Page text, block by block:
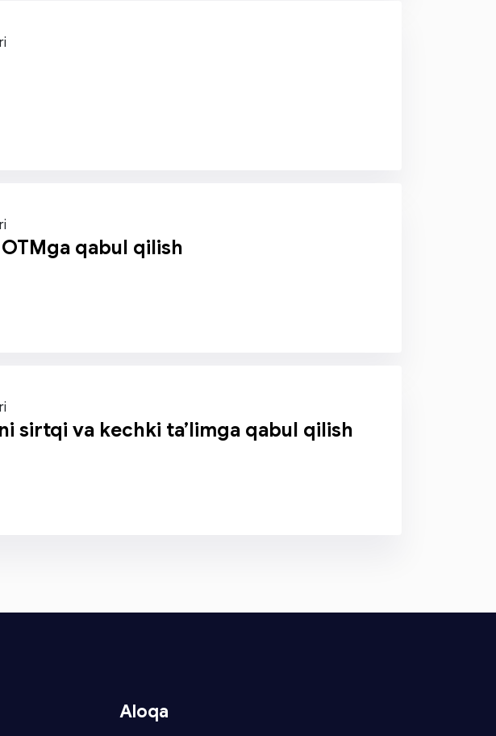
qabul qilish
sirtqi va kechki ta’limga qabul qilish
Aloqa